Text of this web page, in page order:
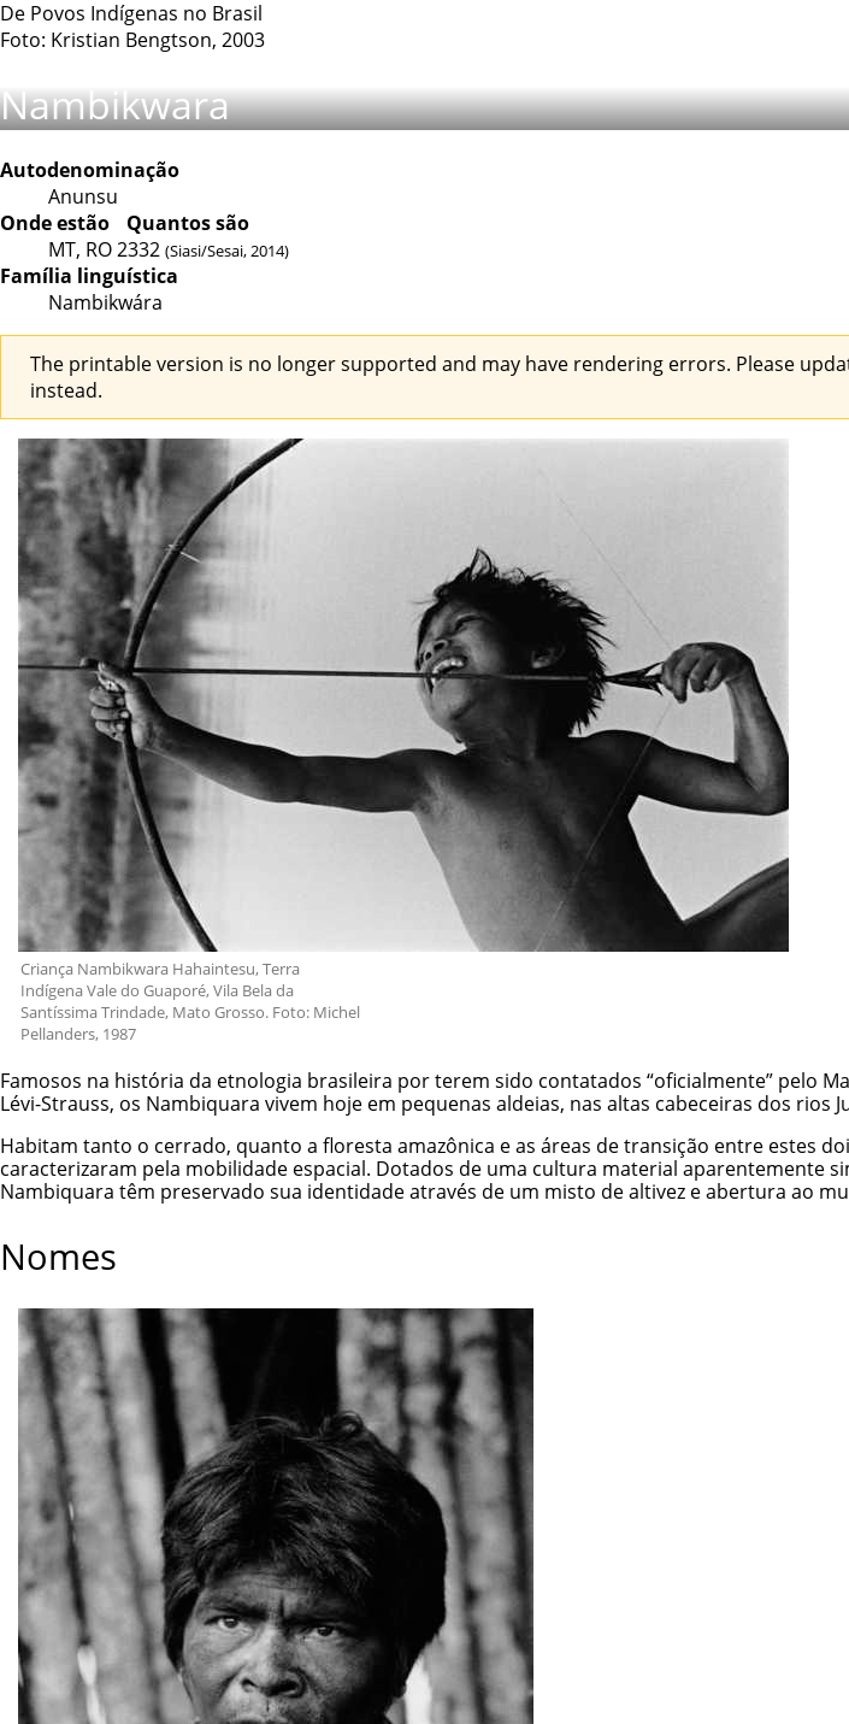
De Povos Indígenas no Brasil
Foto: Kristian Bengtson, 2003
Nambikwara
Autodenominação
Anunsu
Onde estão
Quantos são
MT, RO2332 (Siasi/Sesai, 2014)
Família linguística
Nambikwára
The printable version is no longer supported and may have rendering errors. Please
instead.
Criança Nambikwara Hahaintesu, Terra
Indígena Vale do Guaporé, Vila Bela da
Santíssima Trindade, Mato Grosso. Foto: Michel
Pellanders, 1987
Famosos na história da etnologia brasileira por terem sido contatados “oficialmente” pelo
Lévi-Strauss, os Nambiquara vivem hoje em pequenas aldeias, nas altas cabeceiras dos rios
Habitam tanto o cerrado, quanto a floresta amazônica e as áreas de transição entre estes
caracterizaram pela mobilidade espacial. Dotados de uma cultura material aparentemente
Nambiquara têm preservado sua identidade através de um misto de altivez e abertura ao
Nomes